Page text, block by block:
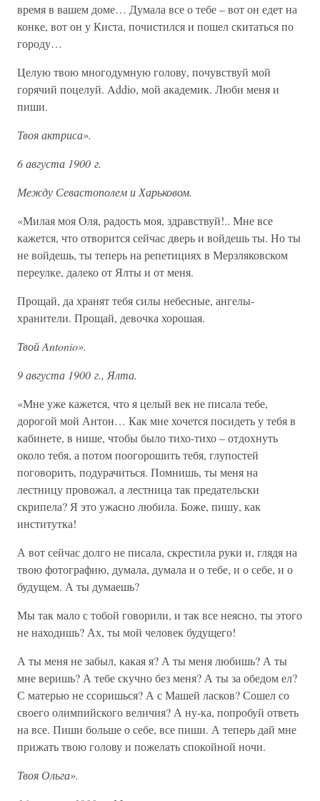
время в вашем доме… Думала все о тебе – вот он едет на
конке, вот он у Киста, почистился и пошел скитаться по
городу…
Целую твою многодумную голову, почувствуй мой
горячий поцелуй. Addio, мой академик. Люби меня и
пиши.
Твоя актриса».
6 августа 1900 г.
Между Севастополем и Харьковом.
«Милая моя Оля, радость моя, здравствуй!.. Мне все
кажется, что отворится сейчас дверь и войдешь ты. Но ты
не войдешь, ты теперь на репетициях в Мерзляковском
переулке, далеко от Ялты и от меня.
Прощай, да хранят тебя силы небесные, ангелы-
хранители. Прощай, девочка хорошая.
Твой Antonio».
9 августа 1900 г., Ялта.
«Мне уже кажется, что я целый век не писала тебе,
дорогой мой Антон… Как мне хочется посидеть у тебя в
кабинете, в нише, чтобы было тихо-тихо – отдохнуть
около тебя, а потом поогорошить тебя, глупостей
поговорить, подурачиться. Помнишь, ты меня на
лестницу провожал, а лестница так предательски
скрипела? Я это ужасно любила. Боже, пишу, как
институтка!
А вот сейчас долго не писала, скрестила руки и, глядя на
твою фотографию, думала, думала и о тебе, и о себе, и о
будущем. А ты думаешь?
Мы так мало с тобой говорили, и так все неясно, ты этого
не находишь? Ах, ты мой человек будущего!
А ты меня не забыл, какая я? А ты меня любишь? А ты
мне веришь? А тебе скучно без меня? А ты за обедом ел?
С матерью не ссоришься? А с Машей ласков? Сошел со
своего олимпийского величия? А ну-ка, попробуй ответь
на все. Пиши больше о себе, все пиши. А теперь дай мне
прижать твою голову и пожелать спокойной ночи.
Твоя Ольга».